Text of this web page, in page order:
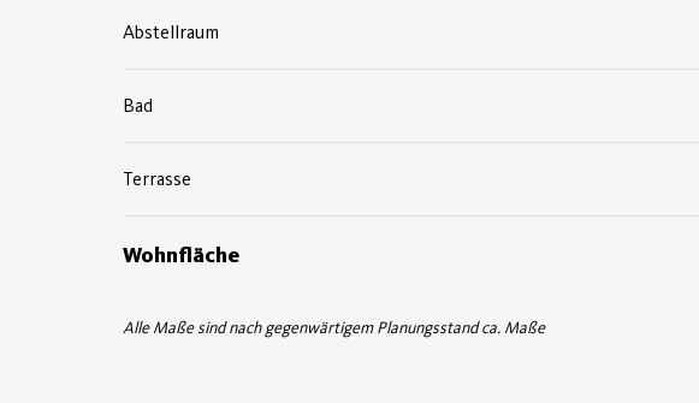
Abstellraum
Bad
Terrasse
Wohnfläche
Alle Maße sind nach gegenwärtigem Planungsstand ca. Maße